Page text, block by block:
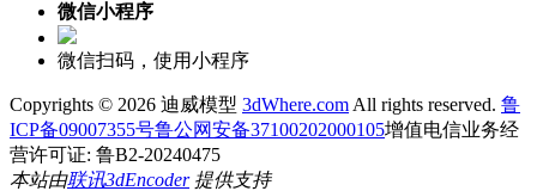
微信小程序
微信扫码，使用小程序
Copyrights © 2026 迪威模型 3dWhere.com All rights reserved. 鲁
ICP备09007355号鲁公网安备37100202000105增值电信业务经
营许可证: 鲁B2-20240475
本站由联讯3dEncoder提供支持